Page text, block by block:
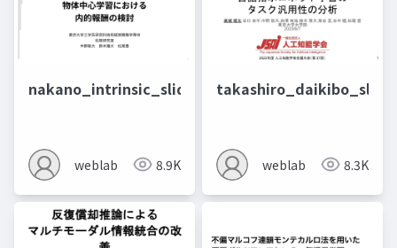
nakano_intrinsic_slide
weblab 8.9K
takashiro_daikibo_slide
weblab 8.3K